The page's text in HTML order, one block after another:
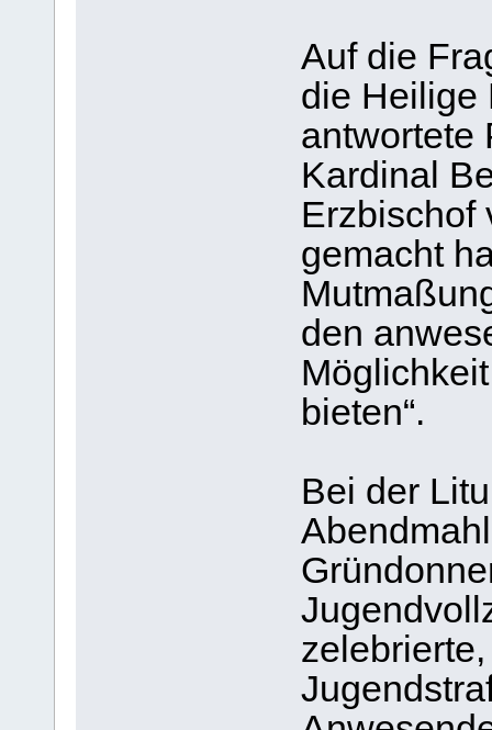
Auf die
die Heilige
antwortete
Kardinal
Erzbischof
gemacht
den
bieten“.
Bei der